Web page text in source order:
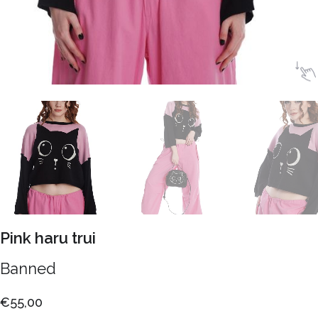
Pink haru trui
Banned
€55,00